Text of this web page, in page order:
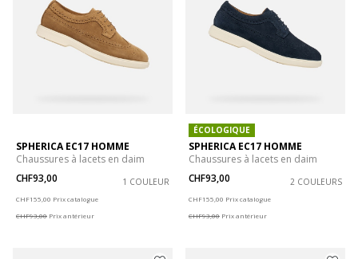
SPHERICA EC17 HOMME
Chaussures à lacets en daim
CHF93,00
1 COULEUR
CHF155,00 Prix catalogue
CHF93,00 Prix antérieur
ÉCOLOGIQUE
SPHERICA EC17 HOMME
Chaussures à lacets en daim
CHF93,00
2 COULEURS
CHF155,00 Prix catalogue
CHF93,00 Prix antérieur